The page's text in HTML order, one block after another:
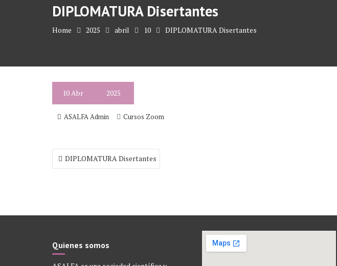
DIPLOMATURA Disertantes
Home 2025 abril 10 DIPLOMATURA Disertantes
10Abr 2025
ASALFA Admin Cursos Zoom
Navegación
de
DIPLOMATURA Disertantes
Quienes somos